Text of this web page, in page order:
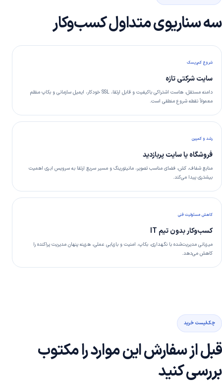
سه سناریوی متداول کسب‌وکار
شروع کم‌ریسک
سایت شرکتی تازه
دامنه مستقل، هاست اشتراکی باکیفیت و قابل ارتقا، SSL خودکار، ایمیل سازمانی و بکاپ منظم
معمولاً نقطه شروع منطقی است.
رشد و کمپین
فروشگاه یا سایت پربازدید
منابع شفاف، کش، فضای مناسب تصویر، مانیتورینگ و مسیر سریع ارتقا به سرویس ابری اهمیت
بیشتری پیدا می‌کند.
کاهش مسئولیت فنی
کسب‌وکار بدون تیم IT
میزبانی مدیریت‌شده با نگهداری، بکاپ، امنیت و بازیابی عملی، هزینه پنهان مدیریت پراکنده را
کاهش می‌دهد.
چک‌لیست خرید
قبل از سفارش این موارد را مکتوب
بررسی کنید